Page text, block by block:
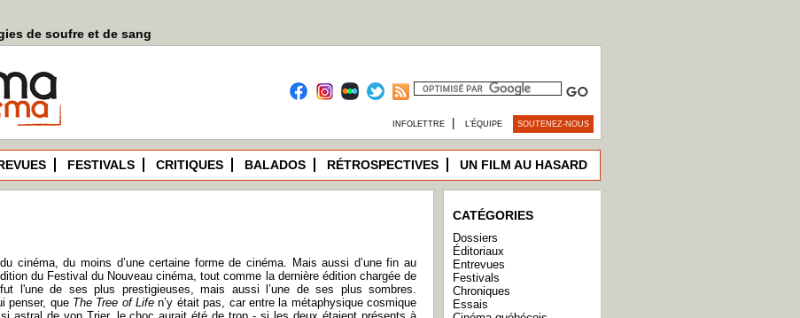
de soufre et de sang
INFOLETTRE L’ÉQUIPE SOUTENEZ-NOUS
FESTIVALS CRITIQUES BALADOS RÉTROSPECTIVES UN FILM AU HASARD
cinéma, du moins d’une certaine forme de cinéma. Mais aussi d’une fin au
du Festival du Nouveau cinéma, tout comme la dernière édition chargée de
l'une de ses plus prestigieuses, mais aussi l’une de ses plus sombres.
penser, que The Tree of Lifen’y était pas, car entre la métaphysique cosmique
CATÉGORIES
Dossiers
Éditoriaux
Entrevues
Festivals
Chroniques
Essais